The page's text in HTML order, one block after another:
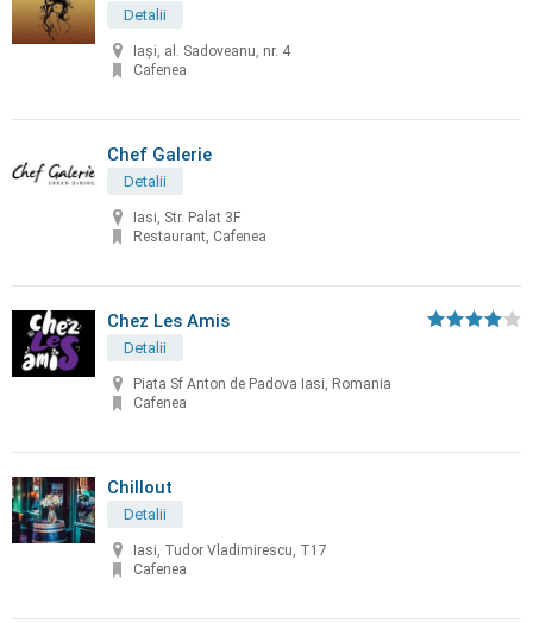
Detalii
Iași, al. Sadoveanu, nr. 4
Cafenea
Chef Galerie
Detalii
Iasi, Str. Palat 3F
Restaurant, Cafenea
Chez Les Amis
Detalii
Piata Sf Anton de Padova Iasi, Romania
Cafenea
Chillout
Detalii
Iasi, Tudor Vladimirescu, T17
Cafenea